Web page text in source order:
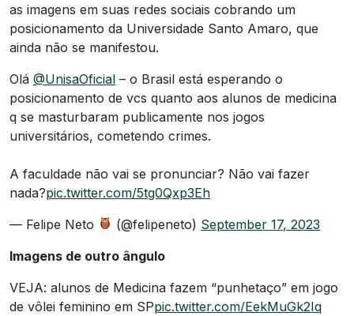
as imagens em suas redes sociais cobrando um
posicionamento da Universidade Santo Amaro, que
ainda não se manifestou.
Olá @UnisaOficial – o Brasil está esperando o
posicionamento de vcs quanto aos alunos de medicina
q se masturbaram publicamente nos jogos
universitários, cometendo crimes.
A faculdade não vai se pronunciar? Não vai fazer
nada?pic.twitter.com/5tg0Qxp3Eh
— Felipe Neto
(@felipeneto) September 17, 2023
Imagens de outro ângulo
VEJA: alunos de Medicina fazem “punhetaço” em jogo
de vôlei feminino em SPpic.twitter.com/EekMuGk2Iq